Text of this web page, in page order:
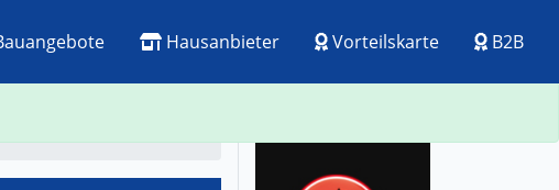
Hausanbieter Vorteilskarte B2B